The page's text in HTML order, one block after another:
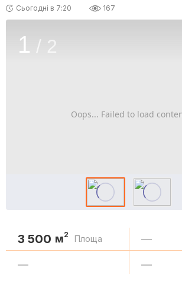
Сьогодні в 7:20 167
Oops... Failed to load
1 / 2
3 500 м2 Площа —
— —